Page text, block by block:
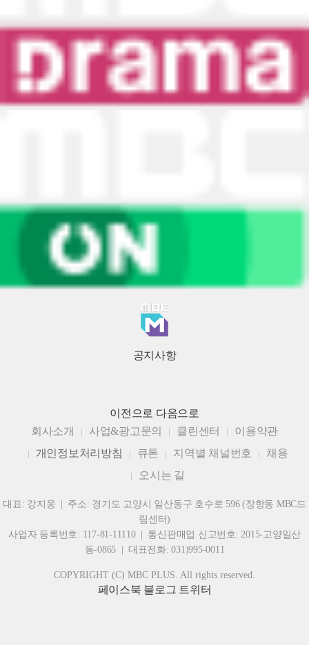
공지사항
이전으로 다음으로
회사소개
사업&광고문의 클린센터
이용약관
개인정보처리방침
큐톤 지역별 채널번호
채용
오시는 길
대표: 강지웅 | 주소: 경기도 고양시 일산동구 호수로 596 (장항동 MBC드
림센터)
사업자 등록번호: 117-81-11110 | 통신판매업 신고번호: 2015-고양일산
동-0865 | 대표전화: 031)995-0011
COPYRIGHT (C) MBC PLUS. All rights reserved.
페이스북 블로그 트위터